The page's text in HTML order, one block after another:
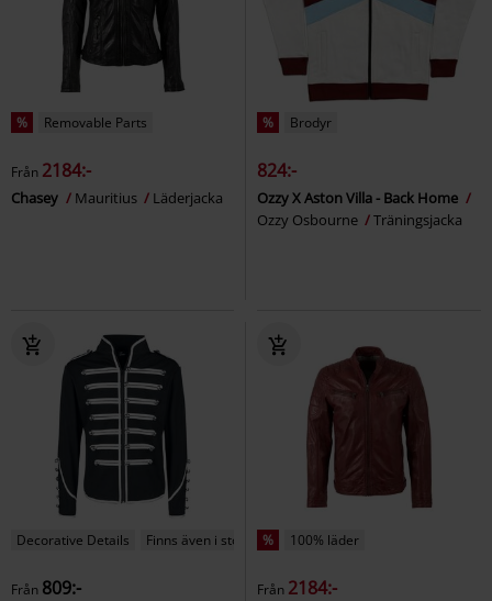
% Removable Parts
Från 2184:-
Chasey Mauritius Läderjacka
% Brodyr
824:-
Ozzy X Aston Villa - Back Home
Ozzy Osbourne
Träningsjacka
Decorative Details Finns även i stora storlekar
Från 809:-
% 100% läder
Från 2184:-